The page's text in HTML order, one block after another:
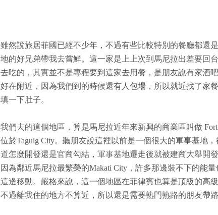
雖然說旅居菲國已經不少年，不過有些比較特別的餐廳都還
地的好兄弟帶我去嘗鮮。這一家是上上次到馬尼拉出差要回
去吃的，其實並不是專程要到這家去用餐，是朋友說有家酒
好在附近，因為我們到的時候還有人包場，所以就近找了家
填一下肚子。
我們去的這個地區，算是馬尼拉近年來新興的商業區叫做 Fort
位於Taguig City。聽朋友說這裡以前是一個很大的軍事基地，
道怎麼開發還是官商勾結，軍事基地遷走後就被建商大舉開
因為鄰近馬尼拉最繁榮的Makati City，許多那邊裝不下的能量
這邊移動。嚴格來說，這一個地區在菲律賓也算是頂級的高級
不過離我住的地方不算近，所以還是需要熟門熟路的朋友帶路